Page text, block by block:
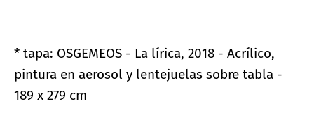
* tapa: OSGEMEOS - La lírica, 2018 - Acrílico,
pintura en aerosol y lentejuelas sobre tabla -
189 x 279 cm